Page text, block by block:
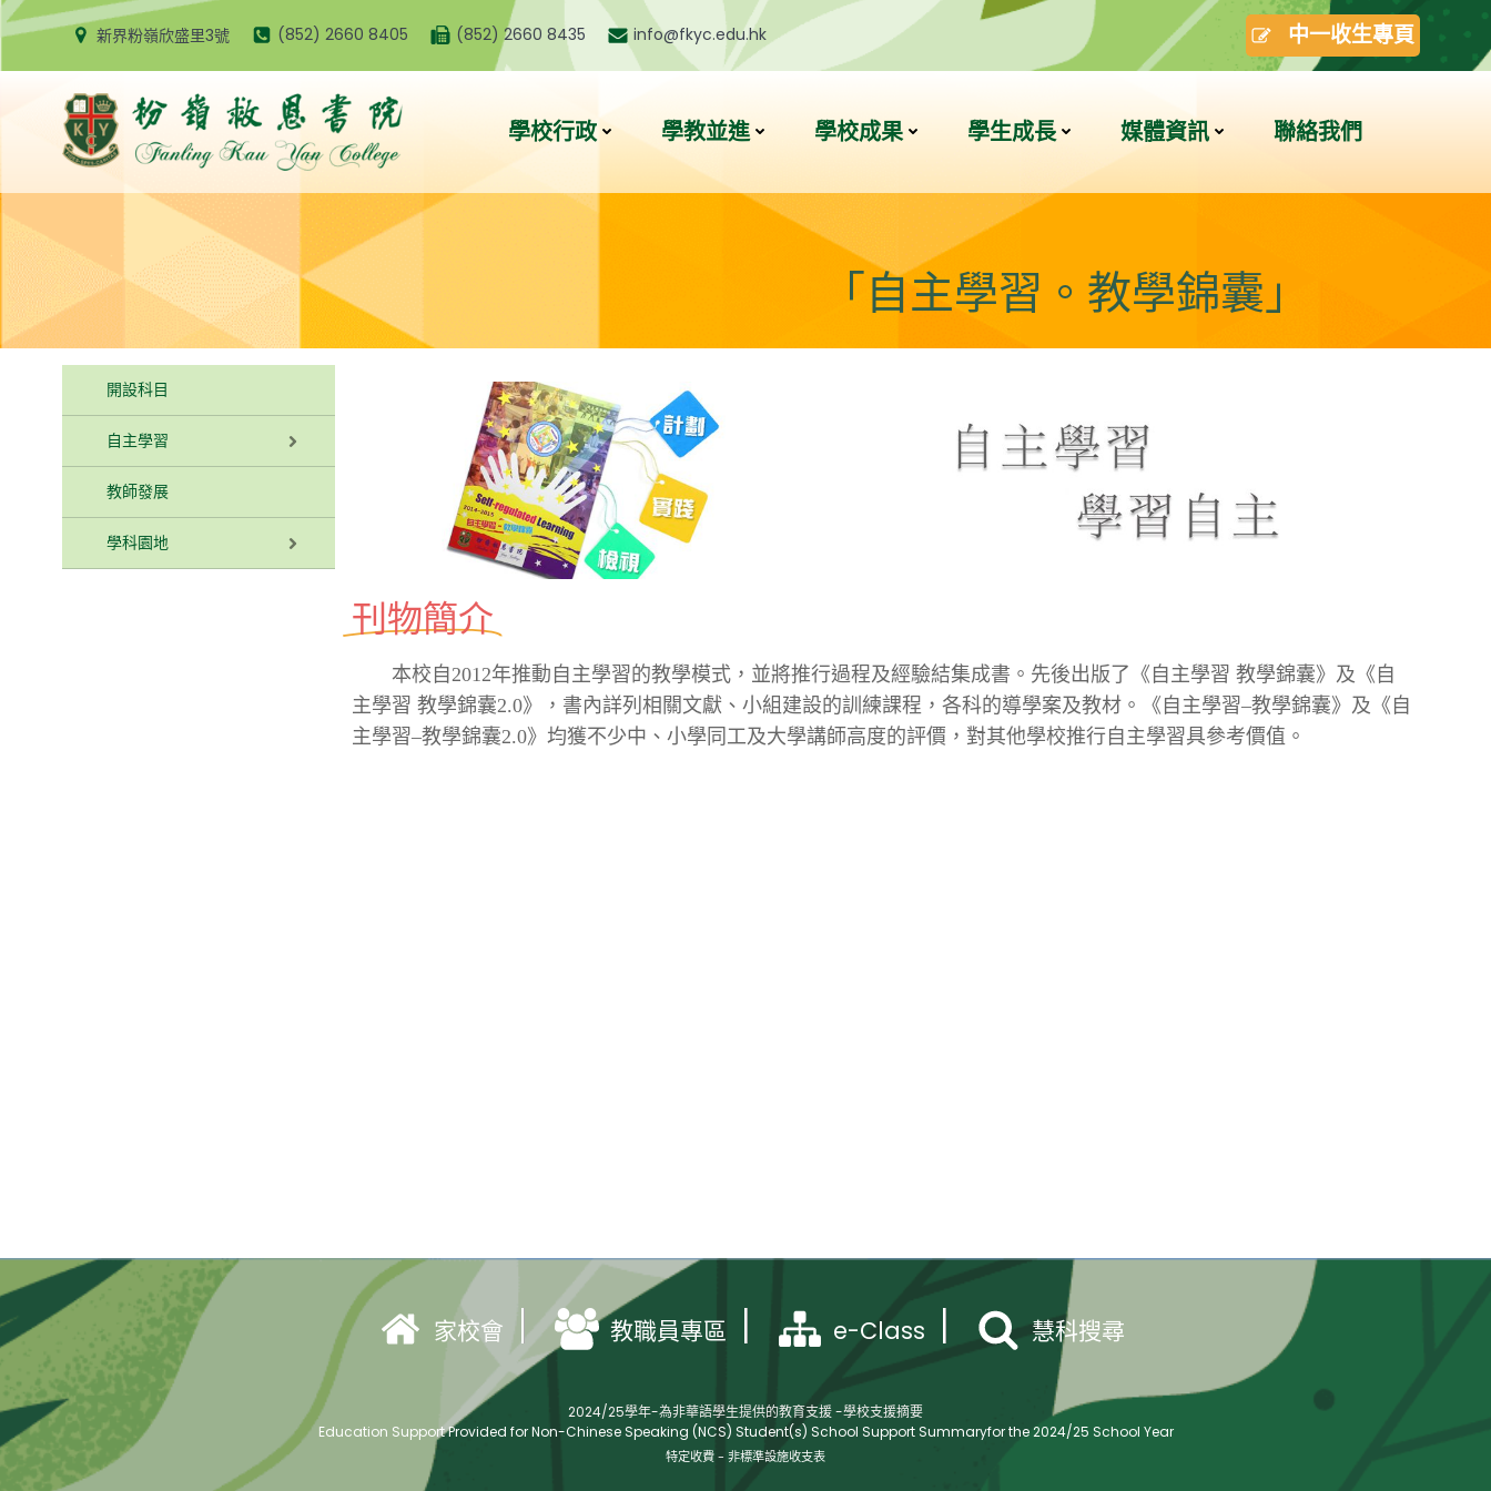
Skip
to
content
新界粉嶺欣盛里3號 (852) 2660 8405 (852) 2660 8435 info@fkyc.edu.hk 中一收生專頁
學校行政 學教並進 學校成果 學生成長 媒體資訊 聯絡我們
「自主學習。教學錦囊」
開設科目
自主學習
教師發展
學科園地
刊物簡介
本校自2012年推動自主學習的教學模式，並將推行過程及經驗結集成書。先後出版了《自主學習 教學錦囊》及《自
主學習 教學錦囊2.0》，書內詳列相關文獻、小組建設的訓練課程，各科的導學案及教材。《自主學習–教學錦囊》及《自
主學習–教學錦囊2.0》均獲不少中、小學同工及大學講師高度的評價，對其他學校推行自主學習具參考價值。
家校會 教職員專區 e-Class 慧科搜尋
2024/25學年-為非華語學生提供的教育支援 -學校支援摘要
Education Support Provided for Non-Chinese Speaking (NCS) Student(s) School Support Summaryfor the 2024/25 School Year
特定收費 - 非標準設施收支表